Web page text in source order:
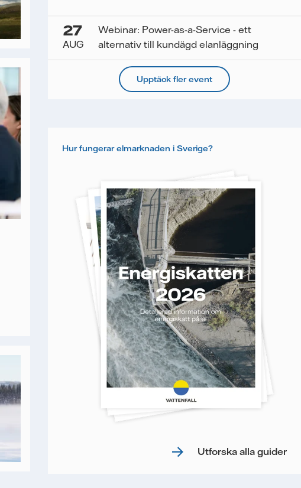
27
AUG
Webinar: Power-as-a-Service - ett
alternativ till kundägd elanläggning
Upptäck fler event
Hur fungerar elmarknaden i Sverige?
Utforska alla guider